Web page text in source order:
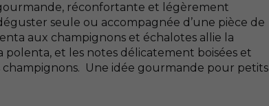
réconfortante et légèrement
seule ou accompagnée d’une pièce de
aux champignons et échalotes allie la
polenta, et les notes délicatement boisées et
champignons. Une idée gourmande pour petits